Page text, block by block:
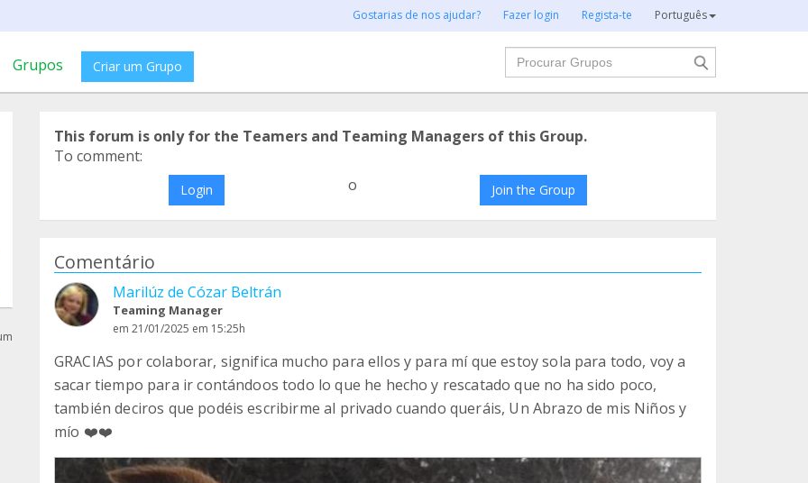
Gostarias de nos ajudar? Fazer login Regista-te Português
Grupos Criar um Grupo
Procurar
This forum is only for the Teamers and Teaming Managers of this Group.
To comment:
Login o Join the Group
Comentário
Marilúz de Cózar Beltrán
Teaming Manager
em 21/01/2025 em 15:25h
GRACIAS por colaborar, significa mucho para ellos y para mí que estoy sola para todo, voy a
sacar tiempo para ir contándoos todo lo que he hecho y rescatado que no ha sido poco,
también deciros que podéis escribirme al privado cuando queráis, Un Abrazo de mis Niños y
mío ❤️❤️